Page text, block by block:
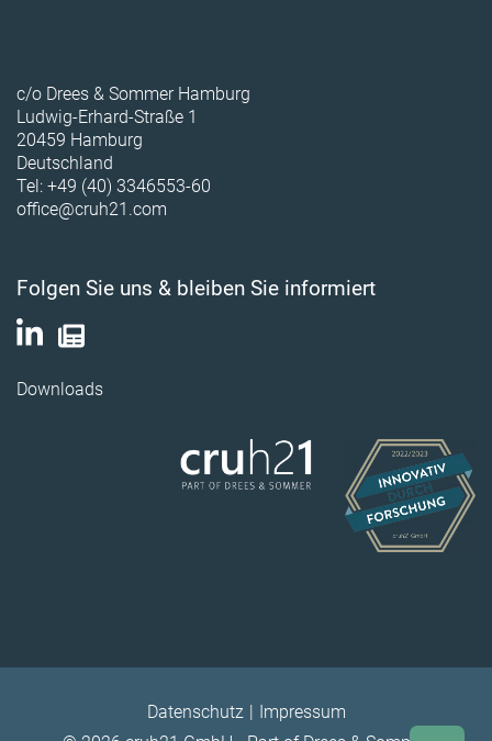
c/o Drees & Sommer Hamburg
Ludwig-Erhard-Straße 1
20459 Hamburg
Deutschland
Tel: +49 (40) 3346553-60
office@cruh21.com
Folgen Sie uns & bleiben Sie informiert
Downloads
Datenschutz
Impressum